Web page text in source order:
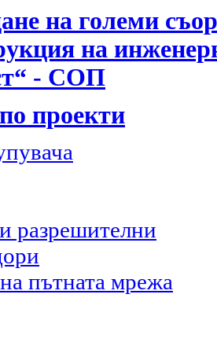
на големи
на
- СОП
проекти
разрешителни
пътната мрежа